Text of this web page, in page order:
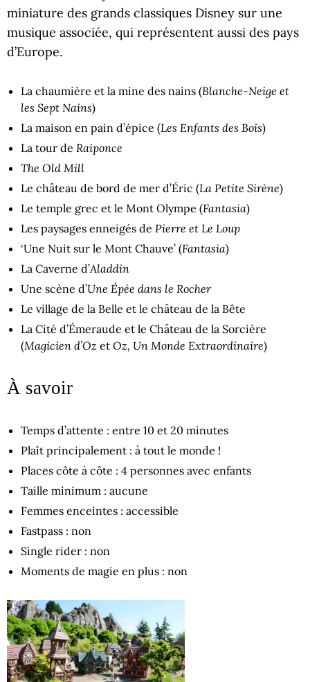
miniature des grands classiques Disney sur une
musique associée, qui représentent aussi des pays
d’Europe.
La chaumière et la mine des nains (Blanche-Neige et
les Sept Nains)
La maison en pain d’épice (Les Enfants des Bois)
La tour de Raiponce
The Old Mill
Le château de bord de mer d’Éric (La Petite Sirène)
Le temple grec et le Mont Olympe (Fantasia)
Les paysages enneigés de Pierre et Le Loup
‘Une Nuit sur le Mont Chauve’ (Fantasia)
La Caverne d’Aladdin
Une scène d’Une Épée dans le Rocher
Le village de la Belle et le château de la Bête
La Cité d’Émeraude et le Château de la Sorcière
(Magicien d’Oz et Oz, Un Monde Extraordinaire)
À savoir
Temps d’attente : entre 10 et 20 minutes
Plaît principalement : à tout le monde !
Places côte à côte : 4 personnes avec enfants
Taille minimum : aucune
Femmes enceintes : accessible
Fastpass : non
Single rider : non
Moments de magie en plus : non